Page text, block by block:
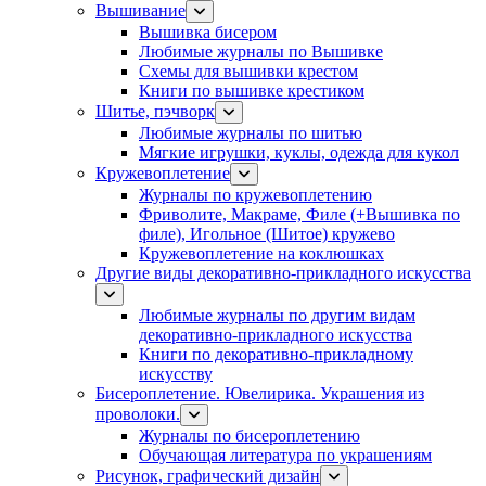
Вышивание
Вышивка бисером
Любимые журналы по Вышивке
Схемы для вышивки крестом
Книги по вышивке крестиком
Шитье, пэчворк
Любимые журналы по шитью
Мягкие игрушки, куклы, одежда для кукол
Кружевоплетение
Журналы по кружевоплетению
Фриволите, Макраме, Филе (+Вышивка по
филе), Игольное (Шитое) кружево
Кружевоплетение на коклюшках
Другие виды декоративно-прикладного искусства
Любимые журналы по другим видам
декоративно-прикладного искусства
Книги по декоративно-прикладному
искусству
Бисероплетение. Ювелирика. Украшения из
проволоки.
Журналы по бисероплетению
Обучающая литература по украшениям
Рисунок, графический дизайн